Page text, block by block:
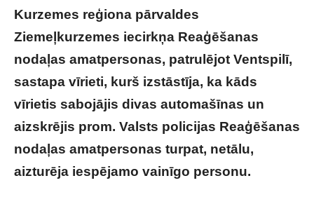
Kurzemes reģiona pārvaldes
Ziemeļkurzemes iecirkņa Reaģēšanas
nodaļas amatpersonas, patrulējot Ventspilī,
sastapa vīrieti, kurš izstāstīja, ka kāds
vīrietis sabojājis divas automašīnas un
aizskrējis prom. Valsts policijas Reaģēšanas
nodaļas amatpersonas turpat, netālu,
aizturēja iespējamo vainīgo personu.